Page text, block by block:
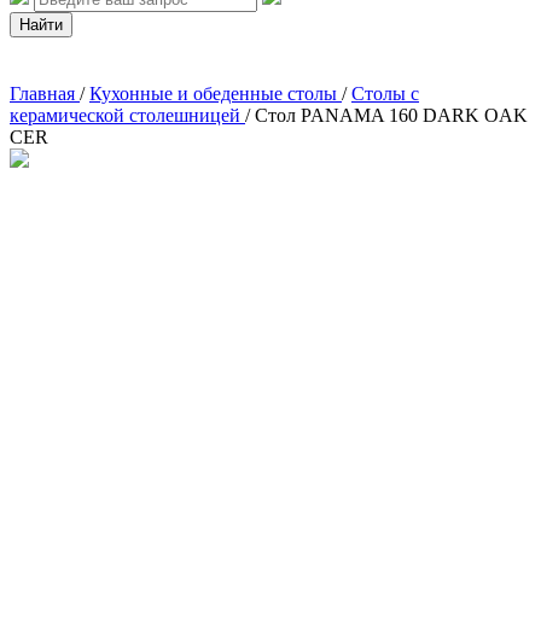
Найти
Главная / Кухонные и обеденные столы / Столы с
керамической столешницей / Стол PANAMA 160 DARK OAK
CER